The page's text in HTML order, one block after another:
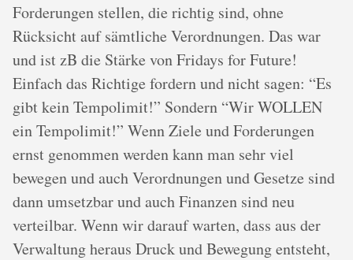
Forderungen stellen, die richtig sind, ohne
Rücksicht auf sämtliche Verordnungen. Das war
und ist zB die Stärke von Fridays for Future!
Einfach das Richtige fordern und nicht sagen: “Es
gibt kein Tempolimit!” Sondern “Wir WOLLEN
ein Tempolimit!” Wenn Ziele und Forderungen
ernst genommen werden kann man sehr viel
bewegen und auch Verordnungen und Gesetze sind
dann umsetzbar und auch Finanzen sind neu
verteilbar. Wenn wir darauf warten, dass aus der
Verwaltung heraus Druck und Bewegung entsteht,